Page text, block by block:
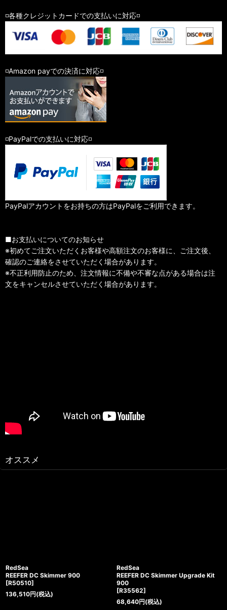
◽️各種クレジットカードでの支払いに対応◽️
◽️Amazon payでの決済に対応◽️
◽️PayPalでの支払いに対応◽️
PayPalアカウントをお持ちの方はPayPalをご利用できます。
■お支払いについてのお知らせ
※初めてご注文いただくお客様や高額注文のお客様に、ご注文後、
確認のご連絡をさせていただく場合があります。
※不正利用防止のため、注文情報に不備や不審な点がある場合は注
文をキャンセルさせていただく場合があります。
オススメ
RedSea
REEFER DC Skimmer 900
[R50510]
136,510円(税込)
RedSea
REEFER DC Skimmer Upgrade Kit
900
[R35562]
68,640円(税込)